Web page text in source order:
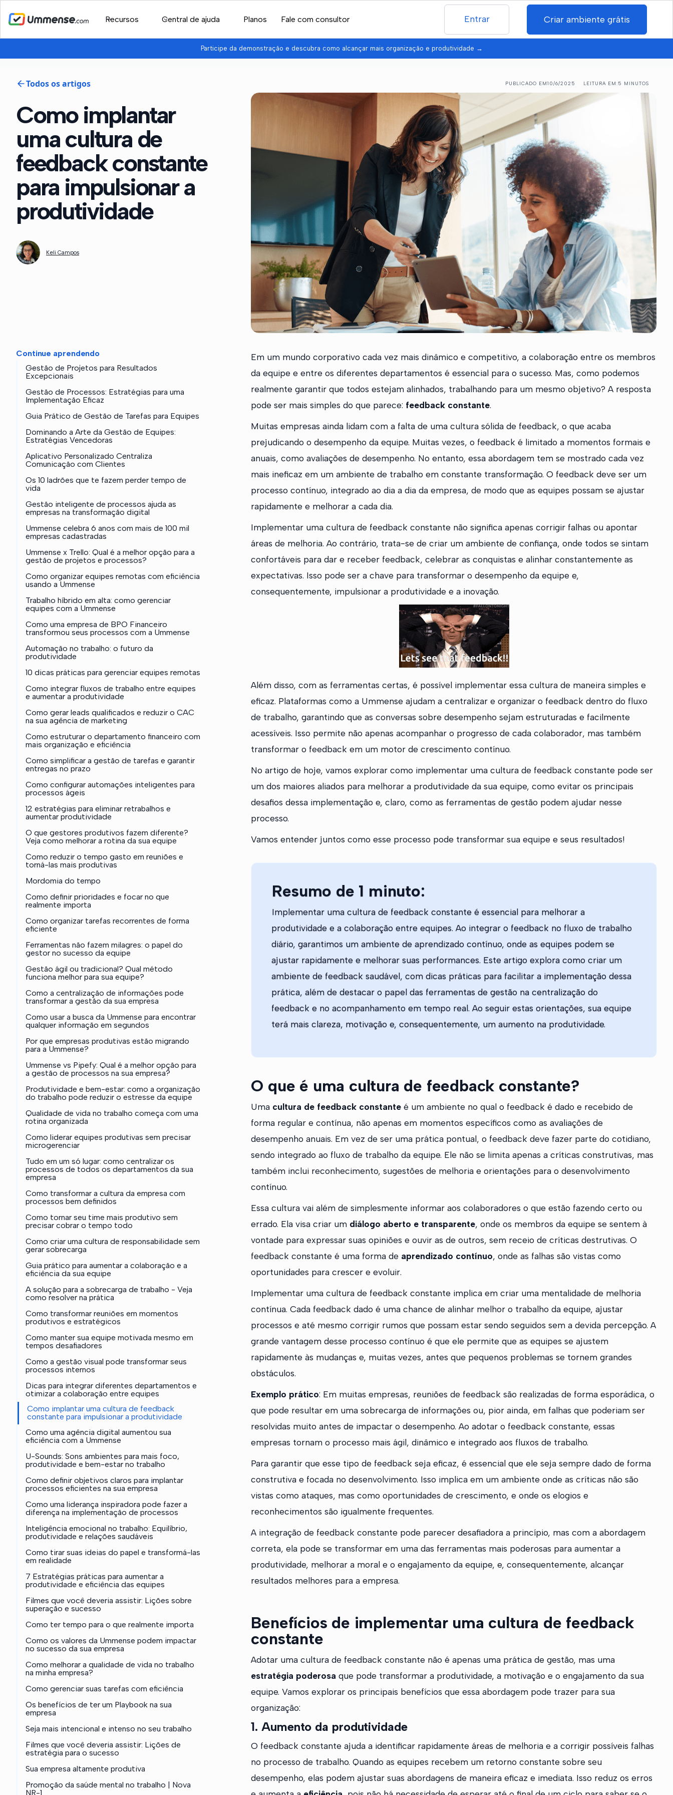
Recursos Central de ajuda Planos Fale com consultor Entrar Criar ambiente grátis
Participe da demonstração e descubra como alcançar mais organização e produtividade →
Todos os artigos PUBLICADO EM10/6/2025 LEITURA EM:5 MINUTOS
Como implantar
uma cultura de
feedback constante
para impulsionar a
produtividade
Keli Campos
Continue aprendendo
Gestão de Projetos para Resultados
Excepcionais
Gestão de Processos: Estratégias para uma
Implementação Eficaz
Guia Prático de Gestão de Tarefas para Equipes
Dominando a Arte da Gestão de Equipes:
Estratégias Vencedoras
Aplicativo Personalizado Centraliza
Comunicação com Clientes
Os 10 ladrões que te fazem perder tempo de
vida
Gestão inteligente de processos ajuda as
empresas na transformação digital
Ummense celebra 6 anos com mais de 100 mil
empresas cadastradas
Ummense x Trello: Qual é a melhor opção para a
gestão de projetos e processos?
Como organizar equipes remotas com eficiência
usando a Ummense
Trabalho híbrido em alta: como gerenciar
equipes com a Ummense
Como uma empresa de BPO Financeiro
transformou seus processos com a Ummense
Automação no trabalho: o futuro da
produtividade
10 dicas práticas para gerenciar equipes remotas
Como integrar fluxos de trabalho entre equipes
e aumentar a produtividade
Como gerar leads qualificados e reduzir o CAC
na sua agência de marketing
Como estruturar o departamento financeiro com
mais organização e eficiência
Como simplificar a gestão de tarefas e garantir
entregas no prazo
Como configurar automações inteligentes para
processos ágeis
12 estratégias para eliminar retrabalhos e
aumentar produtividade
O que gestores produtivos fazem diferente?
Veja como melhorar a rotina da sua equipe
Como reduzir o tempo gasto em reuniões e
torná-las mais produtivas
Mordomia do tempo
Como definir prioridades e focar no que
realmente importa
Como organizar tarefas recorrentes de forma
eficiente
Ferramentas não fazem milagres: o papel do
gestor no sucesso da equipe
Gestão ágil ou tradicional? Qual método
funciona melhor para sua equipe?
Como a centralização de informações pode
transformar a gestão da sua empresa
Como usar a busca da Ummense para encontrar
qualquer informação em segundos
Por que empresas produtivas estão migrando
para a Ummense?
Ummense vs Pipefy: Qual é a melhor opção para
a gestão de processos na sua empresa?
Produtividade e bem-estar: como a organização
do trabalho pode reduzir o estresse da equipe
Qualidade de vida no trabalho começa com uma
rotina organizada
Como liderar equipes produtivas sem precisar
microgerenciar
Tudo em um só lugar: como centralizar os
processos de todos os departamentos da sua
empresa
Como transformar a cultura da empresa com
processos bem definidos
Como tornar seu time mais produtivo sem
precisar cobrar o tempo todo
Como criar uma cultura de responsabilidade sem
gerar sobrecarga
Guia prático para aumentar a colaboração e a
eficiência da sua equipe
A solução para a sobrecarga de trabalho - Veja
como resolver na prática
Como transformar reuniões em momentos
produtivos e estratégicos
Como manter sua equipe motivada mesmo em
tempos desafiadores
Como a gestão visual pode transformar seus
processos internos
Dicas para integrar diferentes departamentos e
otimizar a colaboração entre equipes
Como implantar uma cultura de feedback
constante para impulsionar a produtividade
Como uma agência digital aumentou sua
eficiência com a Ummense
U-Sounds: Sons ambientes para mais foco,
produtividade e bem-estar no trabalho
Como definir objetivos claros para implantar
processos eficientes na sua empresa
Como uma liderança inspiradora pode fazer a
diferença na implementação de processos
Inteligência emocional no trabalho: Equilíbrio,
produtividade e relações saudáveis
Como tirar suas ideias do papel e transformá-las
em realidade
7 Estratégias práticas para aumentar a
produtividade e eficiência das equipes
Filmes que você deveria assistir: Lições sobre
superação e sucesso
Como ter tempo para o que realmente importa
Como os valores da Ummense podem impactar
no sucesso da sua empresa
Como melhorar a qualidade de vida no trabalho
na minha empresa?
Como gerenciar suas tarefas com eficiência
Os benefícios de ter um Playbook na sua
empresa
Seja mais intencional e intenso no seu trabalho
Filmes que você deveria assistir: Lições de
estratégia para o sucesso
Sua empresa altamente produtiva
Promoção da saúde mental no trabalho | Nova
NR-1
Em um mundo corporativo cada vez mais dinâmico e competitivo, a colaboração entre os membros
da equipe e entre os diferentes departamentos é essencial para o sucesso. Mas, como podemos
realmente garantir que todos estejam alinhados, trabalhando para um mesmo objetivo? A resposta
pode ser mais simples do que parece: feedback constante.
Muitas empresas ainda lidam com a falta de uma cultura sólida de feedback, o que acaba
prejudicando o desempenho da equipe. Muitas vezes, o feedback é limitado a momentos formais e
anuais, como avaliações de desempenho. No entanto, essa abordagem tem se mostrado cada vez
mais ineficaz em um ambiente de trabalho em constante transformação. O feedback deve ser um
processo contínuo, integrado ao dia a dia da empresa, de modo que as equipes possam se ajustar
rapidamente e melhorar a cada dia.
Implementar uma cultura de feedback constante não significa apenas corrigir falhas ou apontar
áreas de melhoria. Ao contrário, trata-se de criar um ambiente de confiança, onde todos se sintam
confortáveis para dar e receber feedback, celebrar as conquistas e alinhar constantemente as
expectativas. Isso pode ser a chave para transformar o desempenho da equipe e,
consequentemente, impulsionar a produtividade e a inovação.
Além disso, com as ferramentas certas, é possível implementar essa cultura de maneira simples e
eficaz. Plataformas como a Ummense ajudam a centralizar e organizar o feedback dentro do fluxo
de trabalho, garantindo que as conversas sobre desempenho sejam estruturadas e facilmente
acessíveis. Isso permite não apenas acompanhar o progresso de cada colaborador, mas também
transformar o feedback em um motor de crescimento contínuo.
No artigo de hoje, vamos explorar como implementar uma cultura de feedback constante pode ser
um dos maiores aliados para melhorar a produtividade da sua equipe, como evitar os principais
desafios dessa implementação e, claro, como as ferramentas de gestão podem ajudar nesse
processo.
Vamos entender juntos como esse processo pode transformar sua equipe e seus resultados!
Resumo de 1 minuto:
Implementar uma cultura de feedback constante é essencial para melhorar a
produtividade e a colaboração entre equipes. Ao integrar o feedback no fluxo de trabalho
diário, garantimos um ambiente de aprendizado contínuo, onde as equipes podem se
ajustar rapidamente e melhorar suas performances. Este artigo explora como criar um
ambiente de feedback saudável, com dicas práticas para facilitar a implementação dessa
prática, além de destacar o papel das ferramentas de gestão na centralização do
feedback e no acompanhamento em tempo real. Ao seguir estas orientações, sua equipe
terá mais clareza, motivação e, consequentemente, um aumento na produtividade.
O que é uma cultura de feedback constante?
Uma cultura de feedback constante é um ambiente no qual o feedback é dado e recebido de
forma regular e contínua, não apenas em momentos específicos como as avaliações de
desempenho anuais. Em vez de ser uma prática pontual, o feedback deve fazer parte do cotidiano,
sendo integrado ao fluxo de trabalho da equipe. Ele não se limita apenas a críticas construtivas, mas
também inclui reconhecimento, sugestões de melhoria e orientações para o desenvolvimento
contínuo.
Essa cultura vai além de simplesmente informar aos colaboradores o que estão fazendo certo ou
errado. Ela visa criar um diálogo aberto e transparente, onde os membros da equipe se sentem à
vontade para expressar suas opiniões e ouvir as de outros, sem receio de críticas destrutivas. O
feedback constante é uma forma de aprendizado contínuo, onde as falhas são vistas como
oportunidades para crescer e evoluir.
Implementar uma cultura de feedback constante implica em criar uma mentalidade de melhoria
contínua. Cada feedback dado é uma chance de alinhar melhor o trabalho da equipe, ajustar
processos e até mesmo corrigir rumos que possam estar sendo seguidos sem a devida percepção. A
grande vantagem desse processo contínuo é que ele permite que as equipes se ajustem
rapidamente às mudanças e, muitas vezes, antes que pequenos problemas se tornem grandes
obstáculos.
Exemplo prático: Em muitas empresas, reuniões de feedback são realizadas de forma esporádica, o
que pode resultar em uma sobrecarga de informações ou, pior ainda, em falhas que poderiam ser
resolvidas muito antes de impactar o desempenho. Ao adotar o feedback constante, essas
empresas tornam o processo mais ágil, dinâmico e integrado aos fluxos de trabalho.
Para garantir que esse tipo de feedback seja eficaz, é essencial que ele seja sempre dado de forma
construtiva e focada no desenvolvimento. Isso implica em um ambiente onde as críticas não são
vistas como ataques, mas como oportunidades de crescimento, e onde os elogios e
reconhecimentos são igualmente frequentes.
A integração de feedback constante pode parecer desafiadora a princípio, mas com a abordagem
correta, ela pode se transformar em uma das ferramentas mais poderosas para aumentar a
produtividade, melhorar a moral e o engajamento da equipe, e, consequentemente, alcançar
resultados melhores para a empresa.
Benefícios de implementar uma cultura de feedback
constante
Adotar uma cultura de feedback constante não é apenas uma prática de gestão, mas uma
estratégia poderosa que pode transformar a produtividade, a motivação e o engajamento da sua
equipe. Vamos explorar os principais benefícios que essa abordagem pode trazer para sua
organização:
1.Aumento da produtividade
O feedback constante ajuda a identificar rapidamente áreas de melhoria e a corrigir possíveis falhas
no processo de trabalho. Quando as equipes recebem um retorno constante sobre seu
desempenho, elas podem ajustar suas abordagens de maneira eficaz e imediata. Isso reduz os erros